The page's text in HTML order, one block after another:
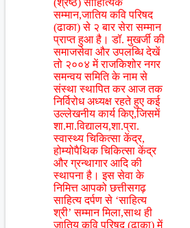
(श्रेष्ठ) साहित्यिक
सम्मान,जातिय कवि परिषद
(ढाका) से २ बार सेरा सम्मान
प्राप्त हुआ है। डॉ. मुखर्जी की
समाजसेवा और उपलब्धि देखें
तो २००४ में राजकिशोर नगर
समन्वय समिति के नाम से
संस्था स्थापित कर आज तक
निर्विरोध अध्यक्ष रहते हुए कई
उल्लेखनीय कार्य किए,जिसमें
शा.मा.विद्यालय,शा.प्रा.
स्वास्थ्य चिकित्सा केंद्र,
होम्योपैथिक चिकित्सा केंद्र
और ग्रन्थागार आदि की
स्थापना है। इस सेवा के
निमित्त आपको छत्तीसगढ़
साहित्य दर्पण से ‘साहित्य
श्री’ सम्मान मिला,साथ ही
जातिय कवि परिषद (ढाका) में